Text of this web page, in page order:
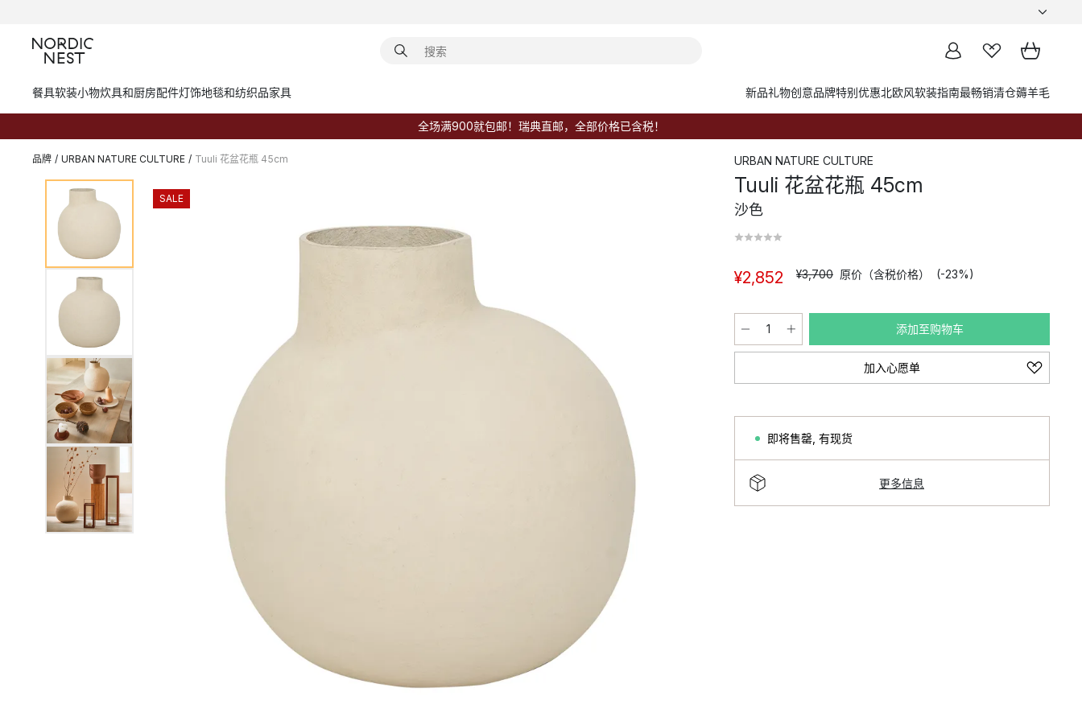
餐具软装小物炊具和厨房配件灯饰地毯和纺织品家具 新品礼物创意品牌特别优惠北欧风软装指南最畅销清仓薅羊毛
全场满900就包邮！瑞典直邮，全部价格已含税！
品牌 / URBAN NATURE CULTURE / Tuuli 花盆花瓶 45cm
SALE
URBAN NATURE CULTURE
Tuuli 花盆花瓶 45cm
沙色
¥2,852 ¥3,700 原价（含税价格） (-23%)
添加至购物车
加入心愿单
即将售罄 有现货
更多信息